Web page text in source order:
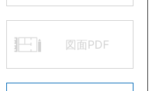
図面PDF